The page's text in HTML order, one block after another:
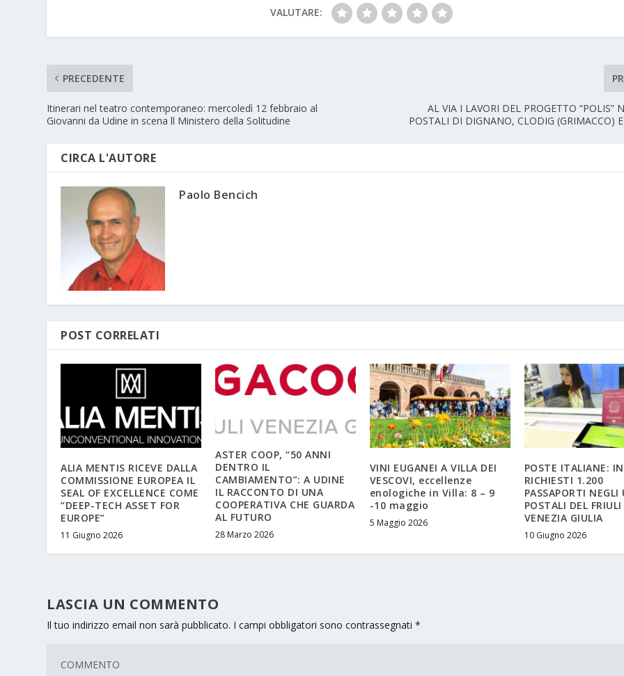
VALUTARE:
PRECEDENTE
Itinerari nel teatro contemporaneo: mercoledì 12 febbraio al
Giovanni da Udine in scena ll Ministero della Solitudine
AL VIA I LAVORI DEL PROGETTO “POLIS”
POSTALI DI DIGNANO, CLODIG (GRIMACCO)
CIRCA L'AUTORE
Paolo Bencich
POST CORRELATI
ALIA MENTIS RICEVE DALLA
COMMISSIONE EUROPEA IL
SEAL OF EXCELLENCE COME
“DEEP-TECH ASSET FOR
EUROPE”
11 Giugno 2026
ASTER COOP, “50 ANNI
DENTRO IL
CAMBIAMENTO”: A UDINE
IL RACCONTO DI UNA
COOPERATIVA CHE GUARDA
AL FUTURO
28 Marzo 2026
VINI EUGANEI A VILLA DEI
VESCOVI, eccellenze
enologiche in Villa: 8 – 9
-10 maggio
5 Maggio 2026
POSTE ITALIANE:
RICHIESTI 1.200
PASSAPORTI NEGLI
POSTALI DEL FRIULI
VENEZIA GIULIA
10 Giugno 2026
LASCIA UN COMMENTO
Il tuo indirizzo email non sarà pubblicato. I campi obbligatori sono contrassegnati*